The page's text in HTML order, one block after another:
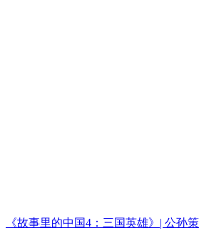
《故事里的中国4：三国英雄》| 公孙